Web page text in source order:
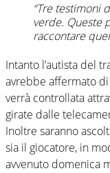
“Tre testimoni
verde. Queste
raccontare
Intanto l’autista del
avrebbe affermato
verrà controllata
girate dalle
Inoltre saranno
sia il giocatore, in
avvenuto domenica